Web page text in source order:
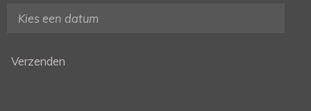
Verzenden